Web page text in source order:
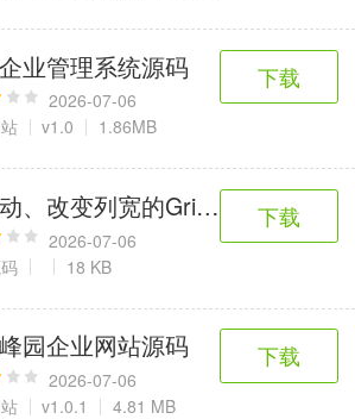
母婴育儿
2百+款应用
趣味娱乐
3千+款应用
业管理系统源码
2026-07-06
v1.0 1.86MB
下载
、改变列宽的GridView源码
2026-07-06
18 KB
下载
园企业网站源码
2026-07-06
v1.0.1 4.81 MB
下载